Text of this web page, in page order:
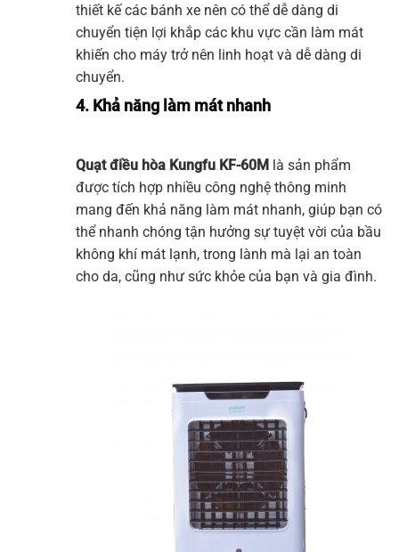
thiết kế các bánh xe nên có thể dễ dàng di
chuyển tiện lợi khắp các khu vực cần làm mát
khiến cho máy trở nên linh hoạt và dễ dàng di
chuyển.
4. Khả năng làm mát nhanh
Quạt điều hòa Kungfu KF-60M là sản phẩm
được tích hợp nhiều công nghệ thông minh
mang đến khả năng làm mát nhanh, giúp bạn có
thể nhanh chóng tận hưởng sự tuyệt vời của bầu
không khí mát lạnh, trong lành mà lại an toàn
cho da, cũng như sức khỏe của bạn và gia đình.